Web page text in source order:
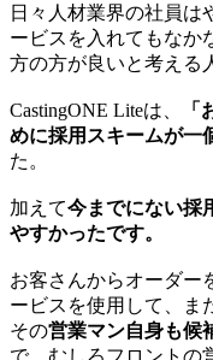
日々人材業界の社員は
ービスを入れてもなか
方の方が良いと考える
CastingONE Liteは、
めに採用スキームが一
た。
加えて今までにない採
やすかったです。
お客さんからオーダー
ービスを使用して、ま
その営業マン自身も候
で、むしろフロントの